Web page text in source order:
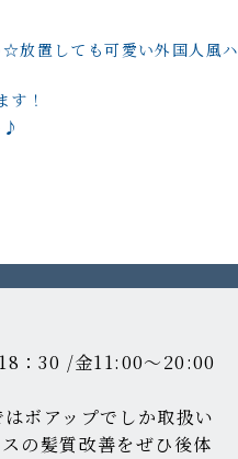
放置しても可愛い外国人風ハ
す！
♪
：30 /金11:00～20:00
ボアップでしか取扱い
の髪質改善をぜひ後体